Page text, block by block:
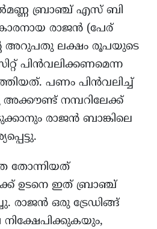
ബ്രാഞ്ച് എസ് ബി
രാജൻ (പേര്
അറുപതു ലക്ഷം രൂപയുടെ
പിൻവലിക്കണമെന്ന
പണം പിൻവലിച്ച്
നമ്പറിലേക്ക്
രാജൻ ബാങ്കിലെ
തോന്നിയത്
ഉടനെ ഇത് ബ്രാഞ്ച്
രാജൻ ഒരു ട്രേഡിങ്ങ്
നിക്ഷേപിക്കുകയും,